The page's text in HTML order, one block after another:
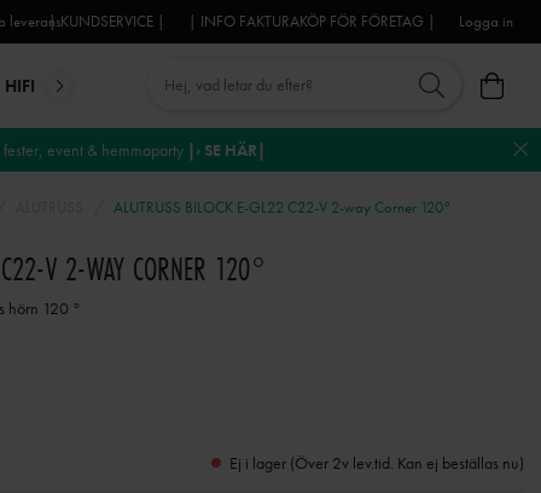
leverans| KUNDSERVICE | | INFO FAKTURAKÖP FÖR FÖRETAG | Logga in
MIKROFONER DJ-UTRUSTNING TROSS
event & hemmaparty |› SE HÄR|
ALUTRUSS BILOCK E-GL22 C22-V 2-way Corner 120°
V 2-WAY CORNER 120°
hörn 120 °
Ej i lager (Över 2v lev.tid. Kan ej beställas nu)